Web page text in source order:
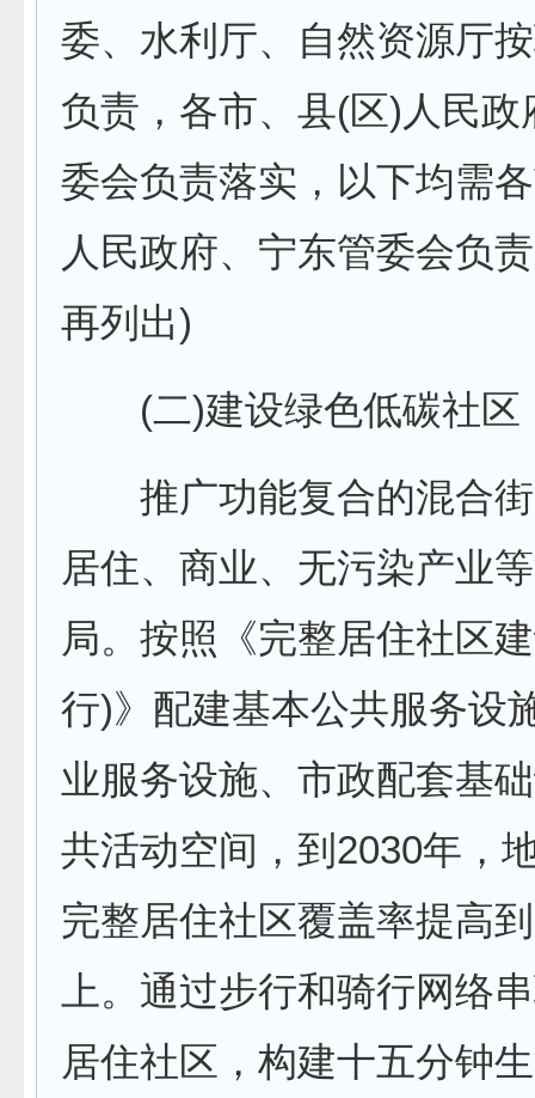
委、水利厅、自然资源厅
负责，各市、县(区)人民政
委会负责落实，以下均需
人民政府、宁东管委会负
再列出)
(二)建设绿色低碳社区
推广功能复合的混合街
居住、商业、无污染产业
局。按照《完整居住社区
行)》配建基本公共服务设
业服务设施、市政配套基
共活动空间，到2030年，
完整居住社区覆盖率提高
上。通过步行和骑行网络
居住社区，构建十五分钟